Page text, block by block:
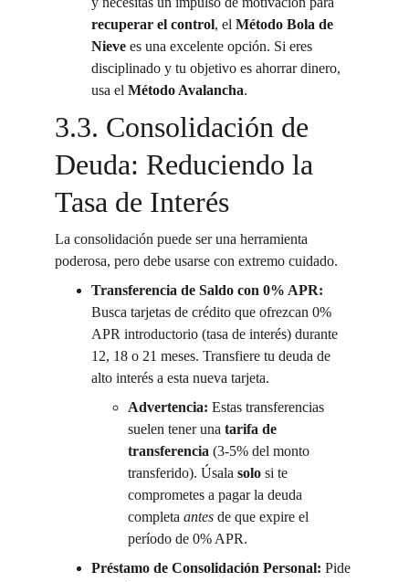
recuperar el control, el Método Bola de
Nieve es una excelente opción. Si eres
disciplinado y tu objetivo es ahorrar dinero,
usa el Método Avalancha.
3.3. Consolidación de
Deuda: Reduciendo la
Tasa de Interés
La consolidación puede ser una herramienta
poderosa, pero debe usarse con extremo cuidado.
Transferencia de Saldo con 0% APR:
Busca tarjetas de crédito que ofrezcan 0%
APR introductorio (tasa de interés) durante
12, 18 o 21 meses. Transfiere tu deuda de
alto interés a esta nueva tarjeta.
Advertencia: Estas transferencias
suelen tener una tarifa de
transferencia (3-5% del monto
transferido). Úsala solo si te
comprometes a pagar la deuda
completa antes de que expire el
período de 0% APR.
Préstamo de Consolidación Personal: Pide